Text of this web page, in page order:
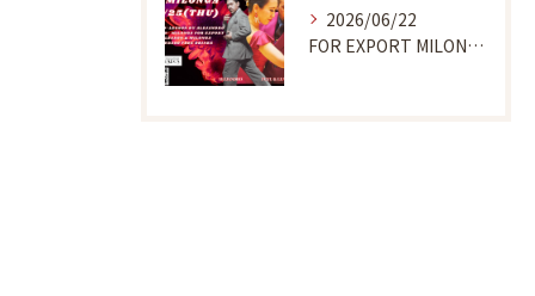
2026/06/22
FOR EXPORT MILONGA 6/25